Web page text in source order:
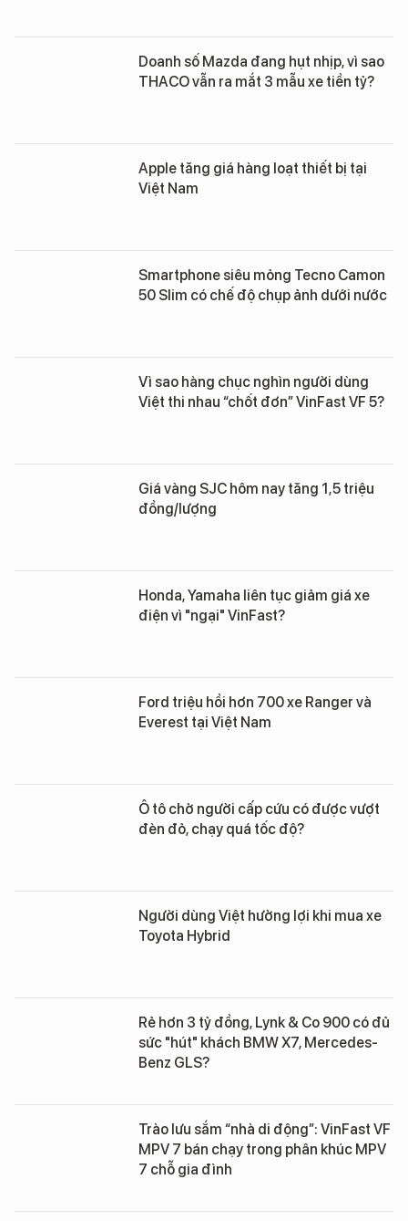
Doanh số Mazda đang hụt nhịp, vì sao
THACO vẫn ra mắt 3 mẫu xe tiền tỷ?
Apple tăng giá hàng loạt thiết bị tại
Việt Nam
Smartphone siêu mỏng Tecno Camon
50 Slim có chế độ chụp ảnh dưới nước
Vì sao hàng chục nghìn người dùng
Việt thi nhau “chốt đơn” VinFast VF 5?
Giá vàng SJC hôm nay tăng 1,5 triệu
đồng/lượng
Honda, Yamaha liên tục giảm giá xe
điện vì "ngại" VinFast?
Ford triệu hồi hơn 700 xe Ranger và
Everest tại Việt Nam
Ô tô chở người cấp cứu có được vượt
đèn đỏ, chạy quá tốc độ?
Người dùng Việt hưởng lợi khi mua xe
Toyota Hybrid
Rẻ hơn 3 tỷ đồng, Lynk & Co 900 có đủ
sức "hút" khách BMW X7, Mercedes-
Benz GLS?
Trào lưu sắm “nhà di động”: VinFast VF
MPV 7 bán chạy trong phân khúc MPV
7 chỗ gia đình